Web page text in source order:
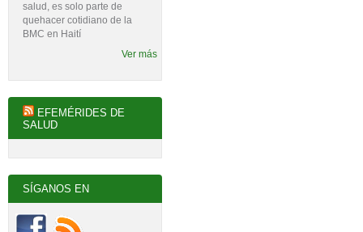
salud, es solo parte de
quehacer cotidiano de la
BMC en Haití
Ver más
EFEMÉRIDES DE
SALUD
SÍGANOS EN